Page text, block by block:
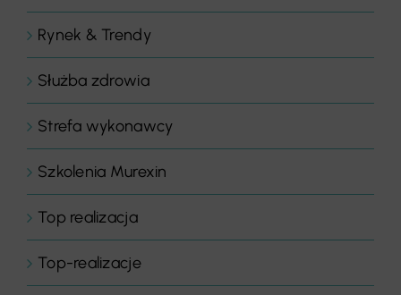
Rynek & Trendy
Służba zdrowia
Strefa wykonawcy
Szkolenia Murexin
Top realizacja
Top-realizacje